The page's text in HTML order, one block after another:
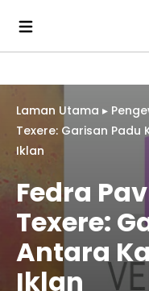
Laman Utama ▸
Texere: Garisan
Iklan
Fedra
Texere:
Antara
Iklan